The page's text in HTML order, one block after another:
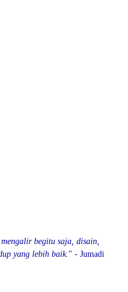
begitu saja, disain,
yang lebih baik. " - Jumadi